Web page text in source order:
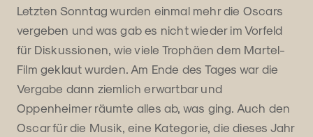
Letzten Sonntag wurden einmal mehr die Oscars
vergeben und was gab es nicht wieder im Vorfeld
für Diskussionen, wie viele Trophäen dem Martel-
Film geklaut wurden. Am Ende des Tages war die
Vergabe dann ziemlich erwartbar und
Oppenheimer räumte alles ab, was ging. Auch den
Oscar für die Musik, eine Kategorie, die dieses Jahr